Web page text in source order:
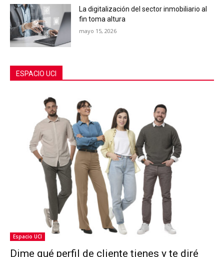
La digitalización del sector inmobiliario al
fin toma altura
mayo 15, 2026
ESPACIO UCI
Espacio UCI
Dime qué perfil de cliente tienes y te diré